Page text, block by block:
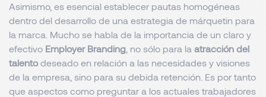
Asimismo, es esencial establecer pautas homogéneas
dentro del desarrollo de una estrategia de márquetin para
la marca. Mucho se habla de la importancia de un claro y
efectivo Employer Branding , no sólo para la atracción del
talentodeseado en relación a las necesidades y visiones
de la empresa, sino para su debida retención. Es por tanto
que aspectos como preguntar a los actuales trabajadores